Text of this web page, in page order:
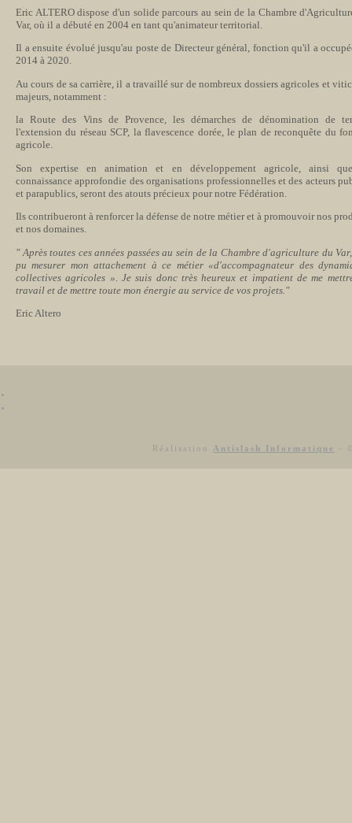
Eric ALTERO dispose d'un solide parcours au sein de la Chambre
Var, où il a débuté en 2004 en tant qu'animateur territorial.
Il a ensuite évolué jusqu'au poste de Directeur général, fonction qu'il a
2014 à 2020.
Au cours de sa carrière, il a travaillé sur de nombreux dossiers agricoles et
majeurs, notamment :
la Route des Vins de Provence, les démarches de dénomination de
l'extension du réseau SCP, la flavescence dorée, le plan de reconquête du
agricole.
Son expertise en animation et en développement agricole, ainsi
connaissance approfondie des organisations professionnelles et des acteurs
et parapublics, seront des atouts précieux pour notre Fédération.
Ils contribueront à renforcer la défense de notre métier et à promouvoir nos
et nos domaines.
" Après toutes ces années passées au sein de la Chambre d'agriculture du
pu mesurer mon attachement à ce métier «d'accompagnateur des
collectives agricoles ». Je suis donc très heureux et impatient de me
travail et de mettre toute mon énergie au service de vos projets."
Eric Altero
Réalisation Antislash Informatique -